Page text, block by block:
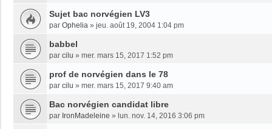
Sujet bac norvégien LV3
par Ophelia » jeu. août 19, 2004 1:04 pm
babbel
par cilu » mer. mars 15, 2017 1:52 pm
prof de norvégien dans le 78
par cilu » mer. mars 15, 2017 9:40 am
Bac norvégien candidat libre
par IronMadeleine » lun. nov. 14, 2016 3:06 pm